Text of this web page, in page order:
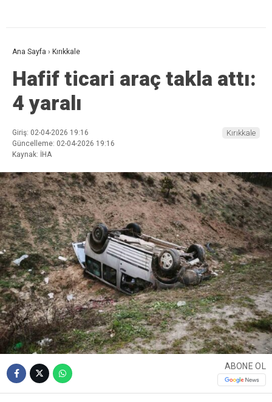
Ana Sayfa › Kırıkkale
Hafif ticari araç takla attı:
4 yaralı
Giriş: 02-04-2026 19:16
Güncelleme: 02-04-2026 19:16
Kaynak: İHA
Kırıkkale
ABONE OL